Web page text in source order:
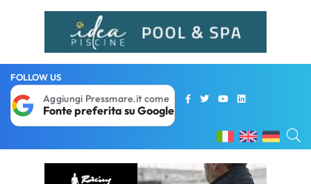
FOLLOW US
Aggiungi Pressmare.it come
Fonte preferita su Google